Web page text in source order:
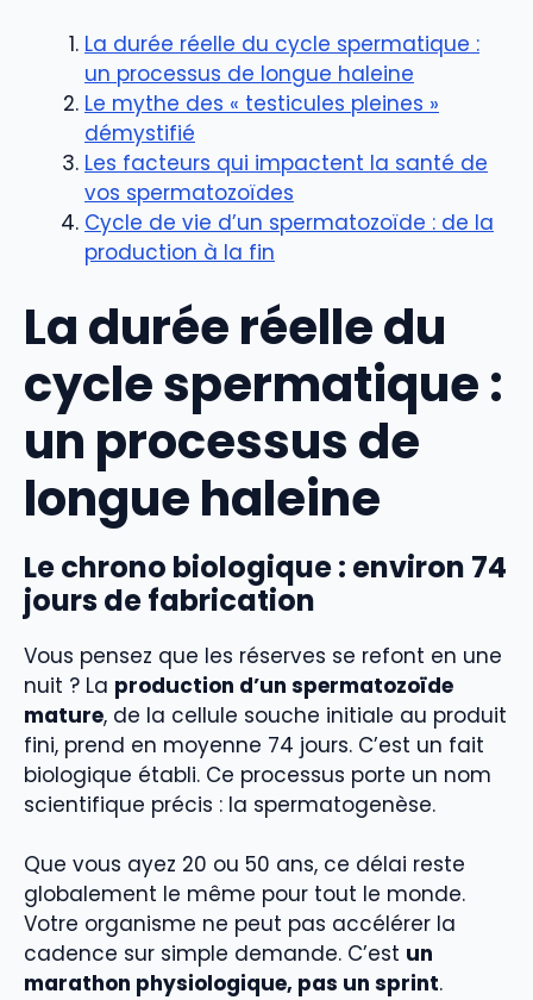
La durée réelle du cycle spermatique :
un processus de longue haleine
Le mythe des « testicules pleines »
démystifié
Les facteurs qui impactent la santé de
vos spermatozoïdes
Cycle de vie d’un spermatozoïde : de la
production à la fin
La durée réelle du
cycle spermatique :
un processus de
longue haleine
Le chrono biologique : environ 74
jours de fabrication
Vous pensez que les réserves se refont en une
nuit ? La production d’un spermatozoïde
mature, de la cellule souche initiale au produit
fini, prend en moyenne 74 jours. C’est un fait
biologique établi. Ce processus porte un nom
scientifique précis : la spermatogenèse.
Que vous ayez 20 ou 50 ans, ce délai reste
globalement le même pour tout le monde.
Votre organisme ne peut pas accélérer la
cadence sur simple demande. C’est un
marathon physiologique, pas un sprint.